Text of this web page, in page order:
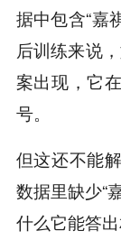
据中包含“嘉
后训练来说
案出现，它
号。
但这还不能
数据里缺少“
什么它能答